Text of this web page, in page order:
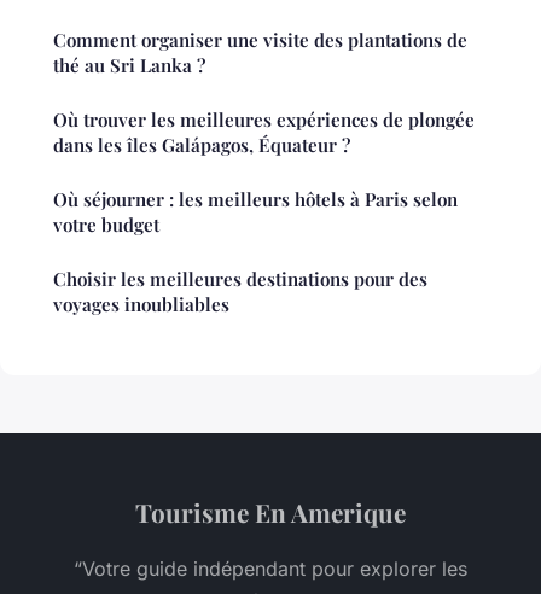
Comment organiser une visite des plantations de
thé au Sri Lanka ?
Où trouver les meilleures expériences de plongée
dans les îles Galápagos, Équateur ?
Où séjourner : les meilleurs hôtels à Paris selon
votre budget
Choisir les meilleures destinations pour des
voyages inoubliables
Tourisme En Amerique
“Votre guide indépendant pour explorer les